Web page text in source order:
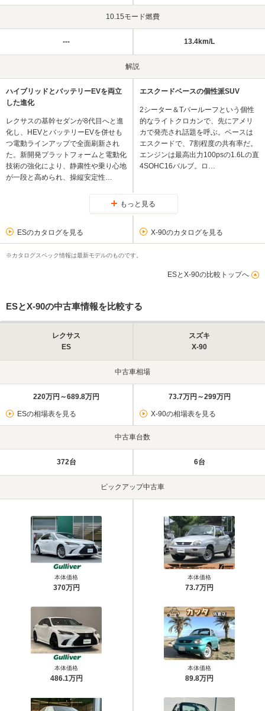
10.15モード燃費
--- 13.4km/L
解説
ハイブリッドとバッテリーEVを両立
した進化
レクサスの基幹セダンが8代目へと進
化し、HEVとバッテリーEVを併せも
つ電動ラインアップで全面刷新され
た。新開発プラットフォームと電動化
技術の強化により、静粛性や乗り心地
が一段と高められ、操縦安定性…
エスクードベースの個性派SUV
2シーター＆Tバールーフという個性
的なライトクロカンで、先にアメリ
カで発売され話題を呼ぶ。ベースは
エスクードで、7割程度の共有率だ。
エンジンは最高出力100psの1.6Lの直
4SOHC16バルブ。ロ…
もっと見る
ESのカタログを見る X-90のカタログを見る
※カタログスペック情報は最新モデルのものです。
ESとX-90の比較トップへ
ESとX-90の中古車情報を比較する
レクサス
ES
スズキ
X-90
中古車相場
220万円～689.8万円
ESの相場表を見る
73.7万円～299万円
X-90の相場表を見る
中古車台数
372台 6台
ピックアップ中古車
本体価格
370万円
本体価格
486.1万円
本体価格
73.7万円
本体価格
89.8万円